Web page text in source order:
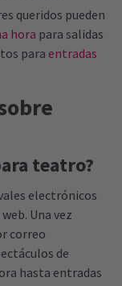
queridos pueden
hora para salidas
para entradas
teatro?
electrónicos
Una vez
correo
de
hasta entradas